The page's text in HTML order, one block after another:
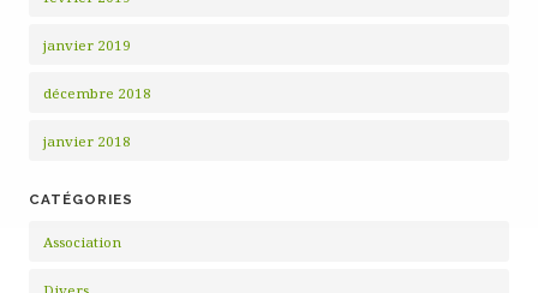
janvier 2019
décembre 2018
janvier 2018
CATÉGORIES
Association